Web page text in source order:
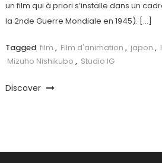
un film qui à priori s’installe dans un
la 2nde Guerre Mondiale en 1945). […]
Tagged film , Film d'animation , japon ,
Mizuho Nishikubo , Studio IG
Discover